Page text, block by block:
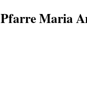
Maria